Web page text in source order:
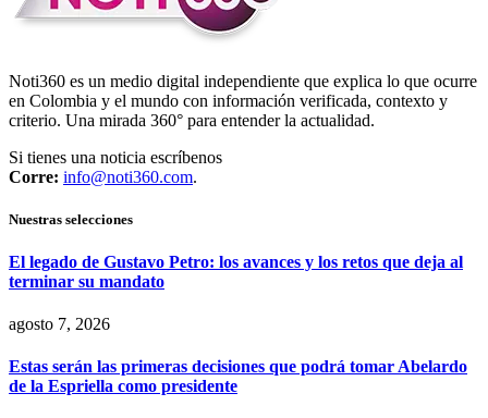
Noti360 es un medio digital independiente que explica lo que ocurre
en Colombia y el mundo con información verificada, contexto y
criterio. Una mirada 360° para entender la actualidad.
Si tienes una noticia escríbenos
Corre: info@noti360.com.
Nuestras selecciones
El legado de Gustavo Petro: los avances y los retos que deja al
terminar su mandato
agosto 7, 2026
Estas serán las primeras decisiones que podrá tomar Abelardo
de la Espriella como presidente